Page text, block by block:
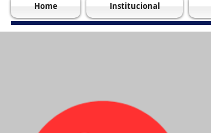
Home Institucional